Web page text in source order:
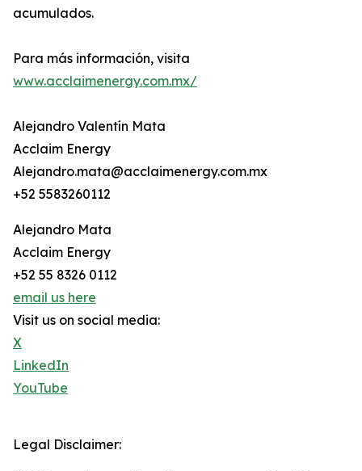
acumulados.
Para más información, visita
www.acclaimenergy.com.mx/
Alejandro Valentín Mata
Acclaim Energy
Alejandro.mata@acclaimenergy.com.mx
+52 5583260112
Alejandro Mata
Acclaim Energy
+52 55 8326 0112
email us here
Visit us on social media:
X
LinkedIn
YouTube
Legal Disclaimer: